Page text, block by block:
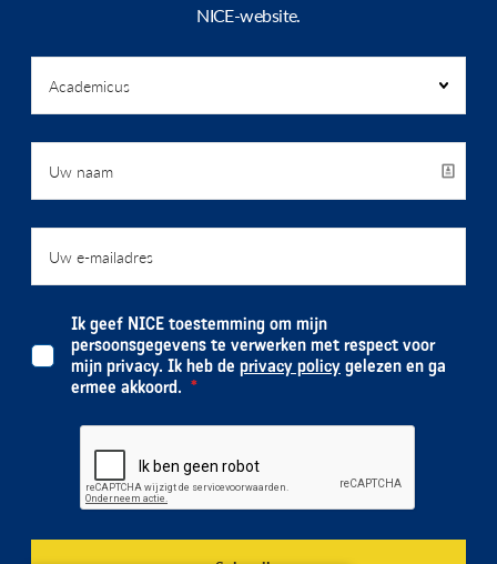
NICE-website.
Ik geef NICE toestemming om mijn
persoonsgegevens te verwerken met respect voor
mijn privacy. Ik heb de privacy policy gelezen en ga
ermee akkoord.